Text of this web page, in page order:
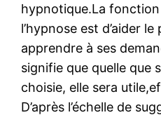
hypnotique.La
l’hypnose est d’aider
apprendre à ses
signifie que quelle que
choisie, elle sera
D’après l’échelle de